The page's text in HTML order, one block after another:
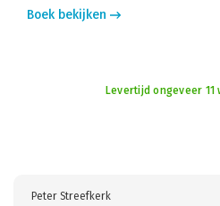
Boek bekijken
Levertijd ongeveer
Peter Streefkerk